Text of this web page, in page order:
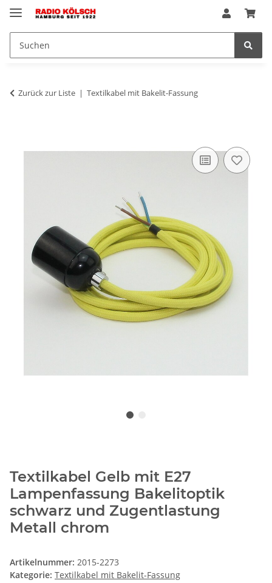
Zurück zur Liste Textilkabel mit Bakelit-Fassung
Textilkabel Gelb mit E27
Lampenfassung Bakelitoptik
schwarz und Zugentlastung
Metall chrom
Artikelnummer: 2015-2273
Kategorie: Textilkabel mit Bakelit-Fassung